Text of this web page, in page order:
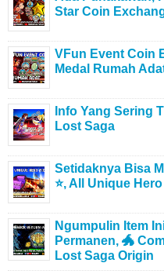
Star Coin
VFun Event Coin
Medal Rumah
Info Yang Sering
Lost Saga
Setidaknya Bisa
⭐, All Unique
Ngumpulin Item
Permanen, 🐲
Lost Saga Origin